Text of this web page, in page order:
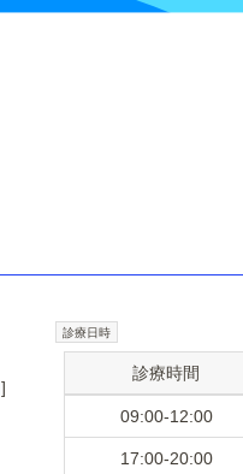
]
診療日時
診療時間
09:00-12:00
17:00-20:00